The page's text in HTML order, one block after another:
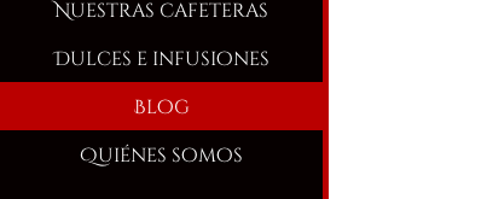
Nuestras cafeteras
Dulces e infusiones
Blog
Quiénes somos